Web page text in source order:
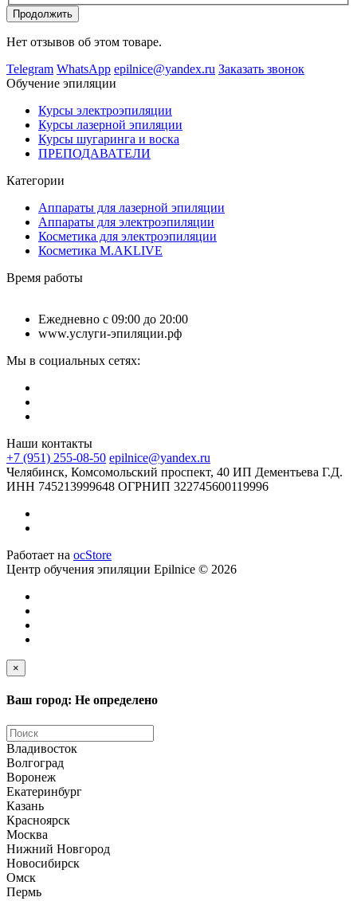
Продолжить
Нет отзывов об этом товаре.
Telegram WhatsApp epilnice@yandex.ru Заказать звонок
Обучение эпиляции
Курсы электроэпиляции
Курсы лазерной эпиляции
Курсы шугаринга и воска
ПРЕПОДАВАТЕЛИ
Категории
Аппараты для лазерной эпиляции
Аппараты для электроэпиляции
Косметика для электроэпиляции
Косметика M.AKLIVE
Время работы
Ежедневно с 09:00 до 20:00
www.услуги-эпиляции.рф
Мы в социальных сетях:
Наши контакты
+7 (951) 255-08-50 epilnice@yandex.ru
Челябинск, Комсомольский проспект, 40 ИП Дементьева Г.Д.
ИНН 745213999648 ОГРНИП 322745600119996
Работает на ocStore
Центр обучения эпиляции Epilnice © 2026
×
Ваш город: Не определено
Владивосток
Волгоград
Воронеж
Екатеринбург
Казань
Красноярск
Москва
Нижний Новгород
Новосибирск
Омск
Пермь